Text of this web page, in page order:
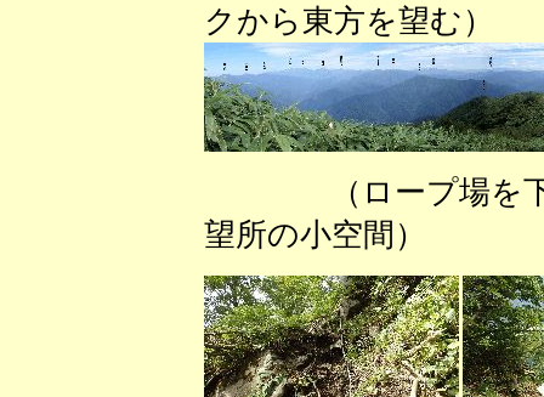
クから東方を望む）
（ロープ場を
望所の小空間）